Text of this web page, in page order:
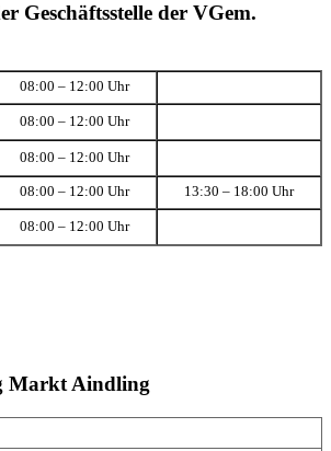
Geschäftsstelle der VGem.
08:00 – 12:00 Uhr
08:00 – 12:00 Uhr
08:00 – 12:00 Uhr
08:00 – 12:00 Uhr 13:30 – 18:00 Uhr
08:00 – 12:00 Uhr
Markt Aindling